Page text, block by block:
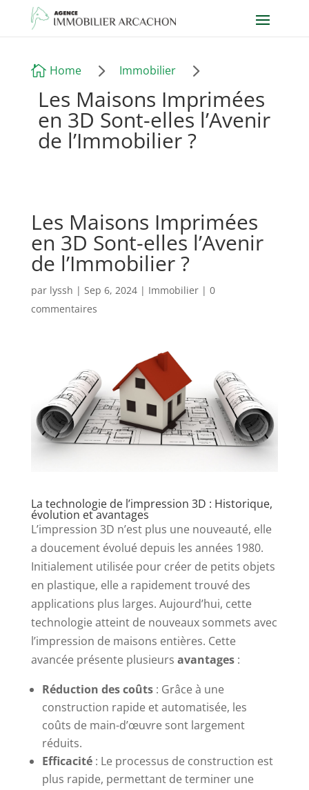
 Home 5 Immobilier 5
Les Maisons Imprimées
en 3D Sont-elles l’Avenir
de l’Immobilier ?
Les Maisons Imprimées
en 3D Sont-elles l’Avenir
de l’Immobilier ?
par lyssh | Sep 6, 2024| Immobilier| 0
commentaires
La technologie de l’impression 3D : Historique,
évolution et avantages
L’impression 3D n’est plus une nouveauté, elle
a doucement évolué depuis les années 1980.
Initialement utilisée pour créer de petits objets
en plastique, elle a rapidement trouvé des
applications plus larges. Aujourd’hui, cette
technologie atteint de nouveaux sommets avec
l’impression de maisons entières. Cette
avancée présente plusieurs avantages:
Réduction des coûts: Grâce à une
construction rapide et automatisée, les
coûts de main-d’œuvre sont largement
réduits.
Efficacité: Le processus de construction est
plus rapide, permettant de terminer une